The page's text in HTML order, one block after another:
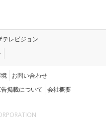
テレビジョン
お問い合わせ
告掲載について 会社概要